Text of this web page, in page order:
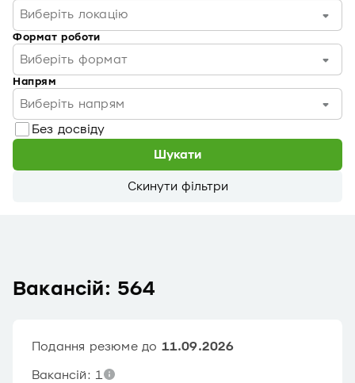
Виберіть локацію
Формат роботи
Виберіть формат
Напрям
Виберіть напрям
Без досвіду
Шукати
Скинути фільтри
Вакансій: 564
Подання резюме до 11.09.2026
Вакансій: 1